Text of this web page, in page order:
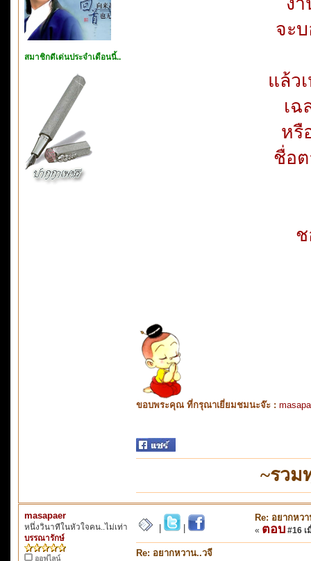
สมาชิกดีเด่นประจำเดือนนี้..
จะ
แล้ว
เ
หรื
ชื่อ
ช
ขอบพระคุณ ที่กรุณาเยี่ยมชมนะจ๊ะ :
~รวม
masapaer
หนึ่งวินาทีในหัวใจคน..ไม่เท่า
บรรณารักษ์
ออฟไลน์
Re: อยากหว
« ตอบ #16 เ
Re: อยากหวาน..วจี